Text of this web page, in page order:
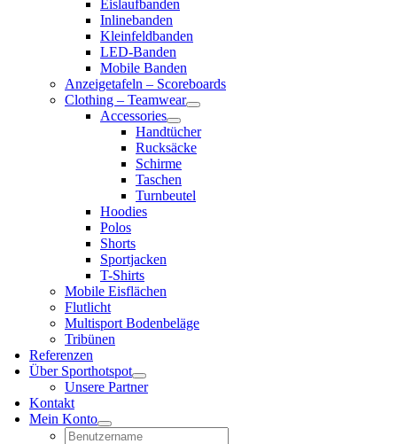
Eislaufbanden
Inlinebanden
Kleinfeldbanden
LED-Banden
Mobile Banden
Anzeigetafeln – Scoreboards
Clothing – Teamwear
Accessories
Handtücher
Rucksäcke
Schirme
Taschen
Turnbeutel
Hoodies
Polos
Shorts
Sportjacken
T-Shirts
Mobile Eisflächen
Flutlicht
Multisport Bodenbeläge
Tribünen
Referenzen
Über Sporthotspot
Unsere Partner
Kontakt
Mein Konto
Username: